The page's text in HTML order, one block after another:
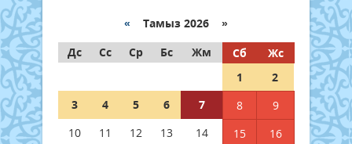
« Тамыз 2026 »
Дс
Сс Ср Бс Жм Сб
Жс
1
2
3
4 5 6 7 8
9
10
11 12 13 14 15
16